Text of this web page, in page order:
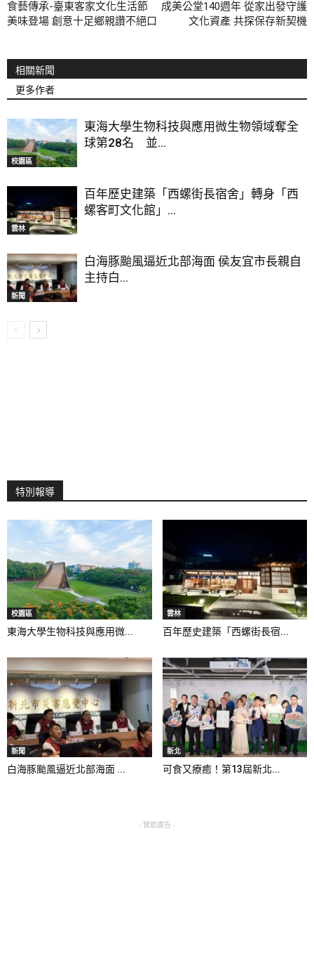
食藝傳承-臺東客家文化生活節
美味登場 創意十足鄉親讚不絕口
成美公堂140週年 從家出發守護
文化資產 共探保存新契機
相關新聞
更多作者
校園區
東海大學生物科技與應用微生物領域奪全
球第28名 並...
雲林
百年歷史建築「西螺街長宿舍」轉身「西
螺客町文化館」...
新聞
白海豚颱風逼近北部海面 侯友宜市長親自
主持白...
特別報導
校園區
東海大學生物科技與應用微...
雲林
百年歷史建築「西螺街長宿...
新聞
白海豚颱風逼近北部海面 ...
新北
可食又療癒！第13屆新北...
- 贊助廣告 -